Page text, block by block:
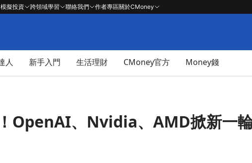
模擬投資 跨領域學習 聯絡我們 作者專區關於CMoney
人 新手入門 生活理財 CMoney官方 Money錢
OpenAI、Nvidia、AMD掀新一